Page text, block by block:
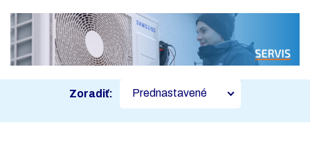
Zoradiť: Prednastavené